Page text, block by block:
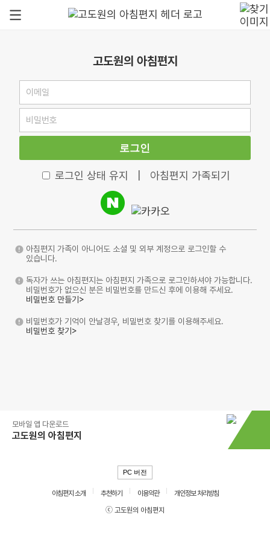
고도원의 아침편지
로그인
로그인 상태 유지 아침편지 가족되기
아침편지 가족이 아니어도 소셜 및 외부 계정으로 로그인할 수
있습니다.
독자가 쓰는 아침편지는 아침편지 가족으로 로그인하셔야 가능합니다.
비밀번호가 없으신 분은 비밀번호를 만드신 후에 이용해 주세요.
비밀번호 만들기>
비밀번호가 기억이 안날경우, 비밀번호 찾기를 이용해주세요.
비밀번호 찾기>
모바일 앱 다운로드
고도원의 아침편지
PC 버전
아침편지 소개 추천하기 이용약관
개인정보 처리방침
ⓒ 고도원의 아침편지